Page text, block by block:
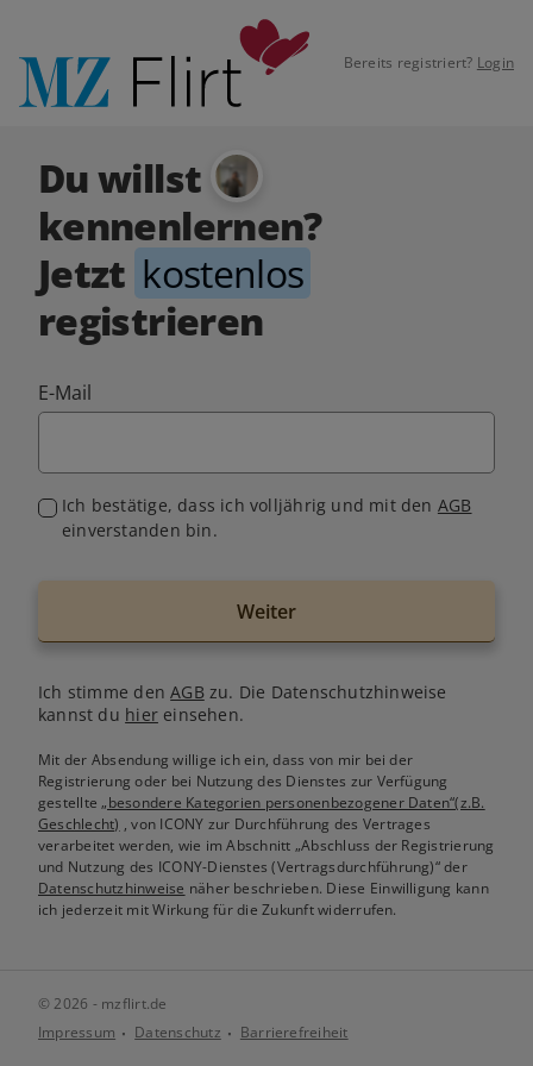
Bereits registriert? Login
Du willst
kennenlernen?
Jetzt kostenlos
registrieren
E-Mail
Ich bestätige, dass ich volljährig und mit den AGB
einverstanden bin.
Weiter
Ich stimme denAGB zu. Die Datenschutzhinweise
kannst du hiereinsehen.
Mit der Absendung willige ich ein, dass von mir bei der
Registrierung oder bei Nutzung des Dienstes zur Verfügung
gestellte„besondere Kategorien personenbezogener Daten“(z.B.
Geschlecht) , von ICONY zur Durchführung des Vertrages
verarbeitet werden, wie im Abschnitt „Abschluss der Registrierung
und Nutzung des ICONY-Dienstes (Vertragsdurchführung)“ der
Datenschutzhinweise näher beschrieben. Diese Einwilligung kann
ich jederzeit mit Wirkung für die Zukunft widerrufen.
© 2026 - mzflirt.de
Impressum
Datenschutz Barrierefreiheit